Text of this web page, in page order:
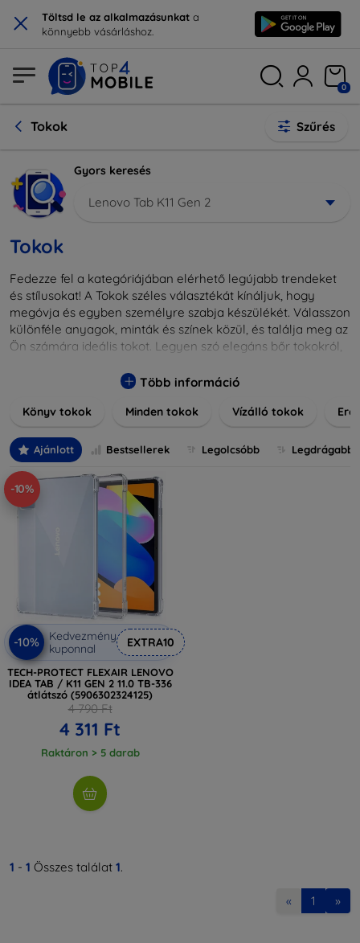
× Töltsd le az alkalmazásunkat a
könnyebb vásárláshoz.
0
Tokok Szűrés
Gyors keresés
Lenovo Tab K11 Gen 2
Tokok
Fedezze fel a kategóriájában elérhető legújabb trendeket
és stílusokat! A Tokok széles választékát kínáljuk, hogy
megóvja és egyben személyre szabja készülékét. Válasszon
különféle anyagok, minták és színek közül, és találja meg az
Ön számára ideális tokot. Legyen szó elegáns bőr tokokról,
nálunk mindenki megtalálja a stílusához leginkább illő
különlegesebbé eszközeit a tökéletes tokkal!
Több információ
Könyv tokok Minden tokok Vízálló tokok
Ajánlott Bestsellerek Legolcsóbb Legdrágabb
-10%
-10%
Kedvezmény
kuponnal
EXTRA10
TECH-PROTECT FLEXAIR LENOVO
IDEA TAB / K11 GEN 2 11.0 TB-336
átlátszó (5906302324125)
4 790 Ft
4 311 Ft
Raktáron > 5 darab
1 - 1 Összes találat 1.
« 1 »